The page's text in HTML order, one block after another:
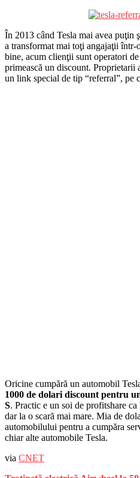
În 2013 când Tesla mai avea
a transformat mai toţi angajaţii într-
bine, acum clienţii sunt operatori
primească un discount. Proprietarii
un link special de tip “referral”, pe
Oricine cumpără un automobil
1000 de dolari discount pentru
S. Practic e un soi de profitshare
dar la o scară mai mare. Mia de
automobilului pentru a cumpăra
chiar alte automobile Tesla.
via CNET